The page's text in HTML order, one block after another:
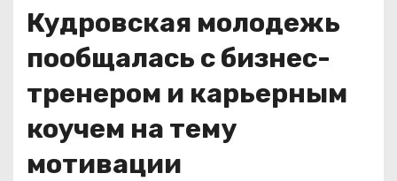
Кудровская молодежь
пообщалась с бизнес-
тренером и карьерным
коучем на тему
мотивации